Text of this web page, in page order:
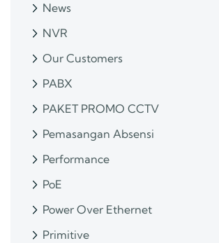
News
NVR
Our Customers
PABX
PAKET PROMO CCTV
Pemasangan Absensi
Performance
PoE
Power Over Ethernet
Primitive